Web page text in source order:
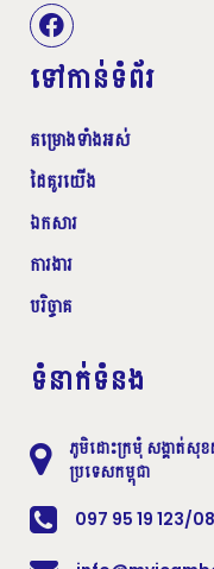
ទៅកាន់ទំព័រ
គម្រោងទាំងអស់
ដៃគូរយើង
ឯកសារ
ការងារ
បរិច្ចាគ
ទំនាក់ទំនង
ភូមិដោះក្រមុំ សង្គាត់សុខ
ប្រទេសកម្ពុជា
097 95 19 123/